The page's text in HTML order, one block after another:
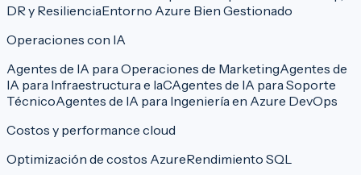
DR y ResilienciaEntorno Azure Bien Gestionado
Operaciones con IA
Agentes de IA para Operaciones de MarketingAgentes de
IA para Infraestructura e IaCAgentes de IA para Soporte
TécnicoAgentes de IA para Ingeniería en Azure DevOps
Costos y performance cloud
Optimización de costos AzureRendimiento SQL